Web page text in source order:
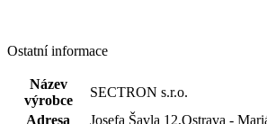
Ostatní informace
Název
výrobce
SECTRON s.r.o.
Adresa
Josefa Šavla 12,Ostrava -